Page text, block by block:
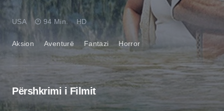
Aksion Aventurë Fantazi Horror
USA 94 Min. HD
Përshkrimi i Filmit